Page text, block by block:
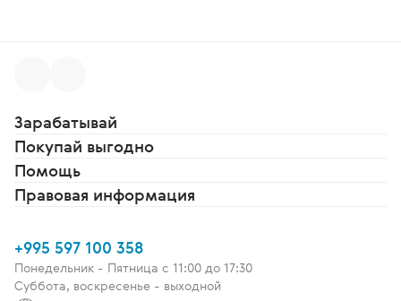
Зарабатывай
Покупай выгодно
Помощь
Правовая информация
+995 597 100 358
Понедельник - Пятница c 11:00 до 17:30
Суббота, воскресенье - выходной